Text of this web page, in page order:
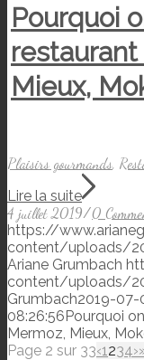
Pourquoi
Mieux,
Plaisirs gourmands,
Lire la suite
4 juillet 2019/0
https://
content/uploads/
Ariane Grumbach
content/uploads/
Grumbach2019-07-
08:26:56Pourquoi
Mermoz, Mieux,
Page 2 sur 33‹1234›